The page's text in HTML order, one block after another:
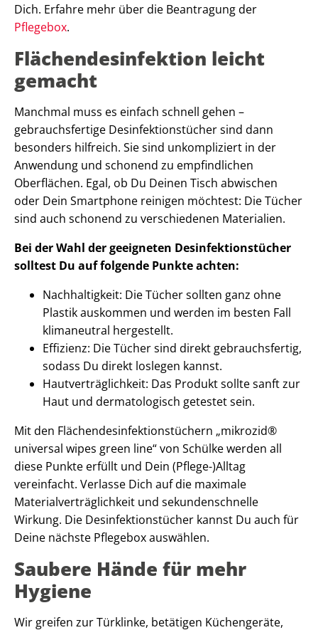
Dich. Erfahre mehr über die Beantragung der
Pflegebox.
Flächendesinfektion leicht
gemacht
Manchmal muss es einfach schnell gehen –
gebrauchsfertige Desinfektionstücher sind dann
besonders hilfreich. Sie sind unkompliziert in der
Anwendung und schonend zu empfindlichen
Oberflächen. Egal, ob Du Deinen Tisch abwischen
oder Dein Smartphone reinigen möchtest: Die Tücher
sind auch schonend zu verschiedenen Materialien.
Bei der Wahl der geeigneten Desinfektionstücher
solltest Du auf folgende Punkte achten:
Nachhaltigkeit: Die Tücher sollten ganz ohne
Plastik auskommen und werden im besten Fall
klimaneutral hergestellt.
Effizienz: Die Tücher sind direkt gebrauchsfertig,
sodass Du direkt loslegen kannst.
Hautverträglichkeit: Das Produkt sollte sanft zur
Haut und dermatologisch getestet sein.
Mit den Flächendesinfektionstüchern „mikrozid®
universal wipes green line“ von Schülke werden all
diese Punkte erfüllt und Dein (Pflege-)Alltag
vereinfacht. Verlasse Dich auf die maximale
Materialverträglichkeit und sekundenschnelle
Wirkung. Die Desinfektionstücher kannst Du auch für
Deine nächste Pflegebox auswählen.
Saubere Hände für mehr
Hygiene
Wir greifen zur Türklinke, betätigen Küchengeräte,